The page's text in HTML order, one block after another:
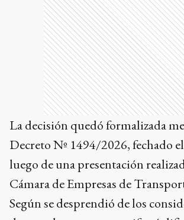
La decisión quedó formalizada
Decreto Nº 1494/2026, fechado
luego de una presentación
Cámara de Empresas de
Según se desprendió de los